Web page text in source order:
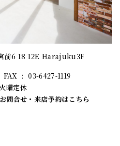
前6-18-12E-Harajuku3F
: 03-6427-1119
曜定休
問合せ・来店予約はこちら